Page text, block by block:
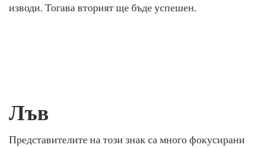
изводи. Тогава вторият ще бъде успешен.
Лъв
Представителите на този знак са много фокусирани